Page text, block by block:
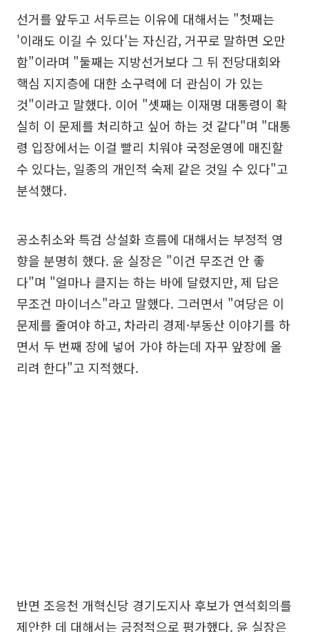
선거를 앞두고 서두르는 이유에 대해서는 "첫째는
'이래도 이길 수 있다'는 자신감, 거꾸로 말하면 오만
함"이라며 "둘째는 지방선거보다 그 뒤 전당대회와
핵심 지지층에 대한 소구력에 더 관심이 가 있는
것"이라고 말했다. 이어 "셋째는 이재명 대통령이 확
실히 이 문제를 처리하고 싶어 하는 것 같다"며 "대통
령 입장에서는 이걸 빨리 치워야 국정운영에 매진할
수 있다는, 일종의 개인적 숙제 같은 것일 수 있다"고
분석했다.
공소취소와 특검 상설화 흐름에 대해서는 부정적 영
향을 분명히 했다. 윤 실장은 "이건 무조건 안 좋
다"며 "얼마나 클지는 하는 바에 달렸지만, 제 답은
무조건 마이너스"라고 말했다. 그러면서 "여당은 이
문제를 줄여야 하고, 차라리 경제·부동산 이야기를 하
면서 두 번째 장에 넣어 가야 하는데 자꾸 앞장에 올
리려 한다"고 지적했다.
반면 조응천 개혁신당 경기도지사 후보가 연석회의를
제안한 데 대해서는 긍정적으로 평가했다. 윤 실장은